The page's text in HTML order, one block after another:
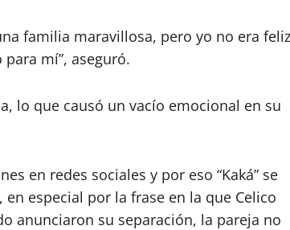
familia maravillosa, pero yo no era
mí”, aseguró.
lo que causó un vacío emocional en su
en redes sociales y por eso “Kaká” se
especial por la frase en la que Celico
anunciaron su separación, la pareja no